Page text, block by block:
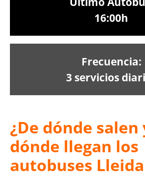
16:00h
Frecuencia:
3 servicios
¿De dónde salen
dónde llegan los
autobuses